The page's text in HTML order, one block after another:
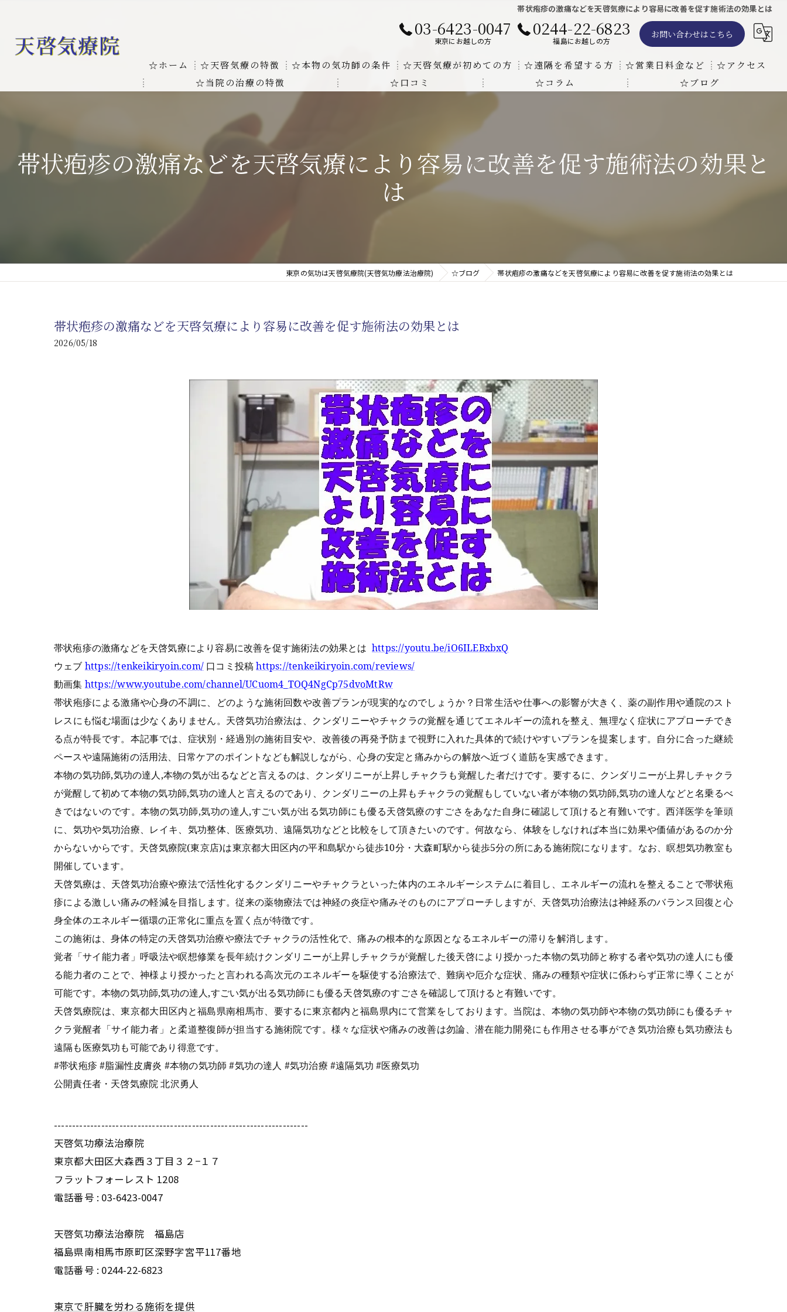
帯状疱疹の激痛などを天啓気療により容易に改善を促す施術法の効果とは
03-6423-0047
東京にお越しの方
0244-22-6823
福島にお越しの方
お問い合わせはこちら
☆ホーム ☆天啓気療の特徴
お客様の質問に対する回答
天啓気療に関する書籍
本物の気功師にも優るサイ能力の凄さ
☆本物の気功師の条件
クンダリニーの上昇でチャクラの覚醒
☆天啓気療が初めての方 ☆遠隔を希望する方 ☆営業日料金など ☆アクセス
☆当院の治療の特徴
線維筋痛症が天啓気療により奇跡的な寛解
難病の疾患
心臓の疾患
腎臓の疾患
☆口コミ ☆コラム ☆ブログ
帯状疱疹の激痛などを天啓気療により容易に改善を促す施術法の効果と
は
東京の気功は天啓気療院(天啓気功療法治療院) ☆ブログ 帯状疱疹の激痛などを天啓気療により容易に改善を促す施術法の効果とは
帯状疱疹の激痛などを天啓気療により容易に改善を促す施術法の効果とは
2026/05/18
帯状疱疹の激痛などを天啓気療により容易に改善を促す施術法の効果とは https://youtu.be/iO6ILEBxbxQ
ウェブ https://tenkeikiryoin.com/ 口コミ投稿https://tenkeikiryoin.com/reviews/
動画集 https://www.youtube.com/channel/UCuom4_TOQ4NgCp75dvoMtRw
帯状疱疹による激痛や心身の不調に、どのような施術回数や改善プランが現実的なのでしょうか？日常生活や仕事への影響が大きく、薬の副作用や通院のスト
レスにも悩む場面は少なくありません。天啓気功治療法は、クンダリニーやチャクラの覚醒を通じてエネルギーの流れを整え、無理なく症状にアプローチでき
る点が特長です。本記事では、症状別・経過別の施術目安や、改善後の再発予防まで視野に入れた具体的で続けやすいプランを提案します。自分に合った継続
ペースや遠隔施術の活用法、日常ケアのポイントなども解説しながら、心身の安定と痛みからの解放へ近づく道筋を実感できます。
本物の気功師,気功の達人,本物の気が出るなどと言えるのは、クンダリニーが上昇しチャクラも覚醒した者だけです。要するに、クンダリニーが上昇しチャクラ
が覚醒して初めて本物の気功師,気功の達人と言えるのであり、クンダリニーの上昇もチャクラの覚醒もしていない者が本物の気功師,気功の達人などと名乗るべ
きではないのです。本物の気功師,気功の達人,すごい気が出る気功師にも優る天啓気療のすごさをあなた自身に確認して頂けると有難いです。西洋医学を筆頭
に、気功や気功治療、レイキ、気功整体、医療気功、遠隔気功などと比較をして頂きたいのです。何故なら、体験をしなければ本当に効果や価値があるのか分
からないからです。天啓気療院(東京店)は東京都大田区内の平和島駅から徒歩10分・大森町駅から徒歩5分の所にある施術院になります。なお、瞑想気功教室も
開催しています。
天啓気療は、天啓気功治療や療法で活性化するクンダリニーやチャクラといった体内のエネルギーシステムに着目し、エネルギーの流れを整えることで帯状疱
疹による激しい痛みの軽減を目指します。従来の薬物療法では神経の炎症や痛みそのものにアプローチしますが、天啓気功治療法は神経系のバランス回復と心
身全体のエネルギー循環の正常化に重点を置く点が特徴です。
この施術は、身体の特定の天啓気功治療や療法でチャクラの活性化で、痛みの根本的な原因となるエネルギーの滞りを解消します。
覚者「サイ能力者」呼吸法や瞑想修業を長年続けクンダリニーが上昇しチャクラが覚醒した後天啓により授かった本物の気功師と称する者や気功の達人にも優
る能力者のことで、神様より授かったと言われる高次元のエネルギーを駆使する治療法で、難病や厄介な症状、痛みの種類や症状に係わらず正常に導くことが
可能です。本物の気功師,気功の達人,すごい気が出る気功師にも優る天啓気療のすごさを確認して頂けると有難いです。
天啓気療院は、東京都大田区内と福島県南相馬市、要するに東京都内と福島県内にて営業をしております。当院は、本物の気功師や本物の気功師にも優るチャ
クラ覚醒者「サイ能力者」と柔道整復師が担当する施術院です。様々な症状や痛みの改善は勿論、潜在能力開発にも作用させる事ができ気功治療も気功療法も
遠隔も医療気功も可能であり得意です。
#帯状疱疹 #脂漏性皮膚炎 #本物の気功師 #気功の達人 #気功治療 #遠隔気功 #医療気功
公開責任者・天啓気療院 北沢勇人
----------------------------------------------------------------------
天啓気功療法治療院
東京都大田区大森西３丁目３２−１７
フラットフォーレスト 1208
電話番号 : 03-6423-0047
天啓気功療法治療院 福島店
福島県南相馬市原町区深野字宮平117番地
電話番号 : 0244-22-6823
東京で肝臓を労わる施術を提供